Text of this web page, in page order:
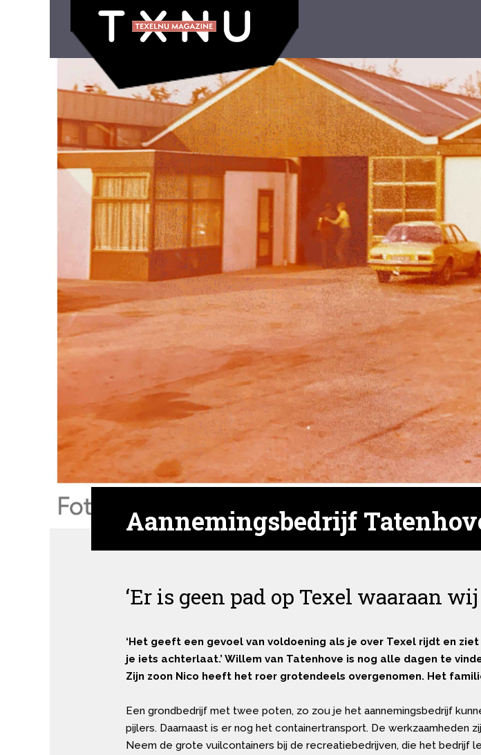
Aannemingsbedrijf
‘Er is geen pad op Texel waaraan
‘Het geeft een gevoel van voldoening als je over Texel rijdt en
je iets achterlaat.’ Willem van Tatenhove is nog alle dagen te
Zijn zoon Nico heeft het roer grotendeels overgenomen. Het
Een grondbedrijf met twee poten, zo zou je het aannemingsbedrijf
pijlers. Daarnaast is er nog het containertransport. De werkzaamheden
Neem de grote vuilcontainers bij de recreatiebedrijven, die het bedrijf